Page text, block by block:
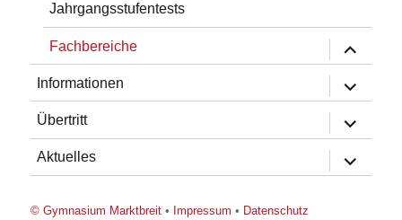
Jahrgangsstufentests
Fachbereiche
öffnen
Informationen
öffnen
Übertritt
öffnen
Aktuelles
öffnen
© Gymnasium Marktbreit • Impressum • Datenschutz